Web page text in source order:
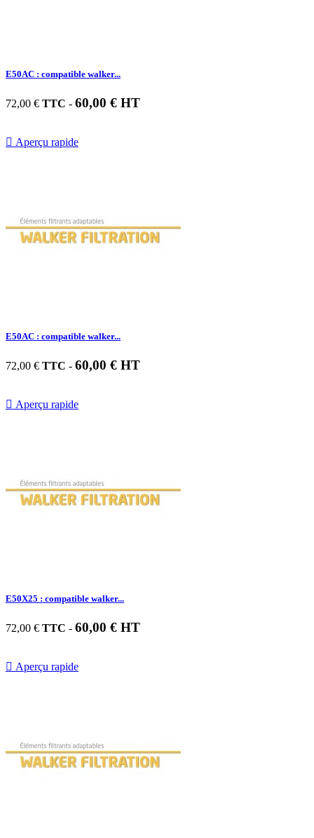
E50AC : compatible walker...
72,00 € TTC - 60,00 € HT
 Aperçu rapide
E50AC : compatible walker...
72,00 € TTC - 60,00 € HT
 Aperçu rapide
E50X25 : compatible walker...
72,00 € TTC - 60,00 € HT
 Aperçu rapide